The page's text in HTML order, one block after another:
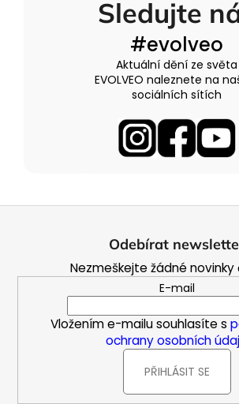
Sledujte
#evolveo
Aktuální dění ze světa
EVOLVEO naleznete na
sociálních sítích
Odebírat
Nezmeškejte žádné novinky
E-mail
Vložením e-mailu souhlasíte s
ochrany osobních
PŘIHLÁSIT SE